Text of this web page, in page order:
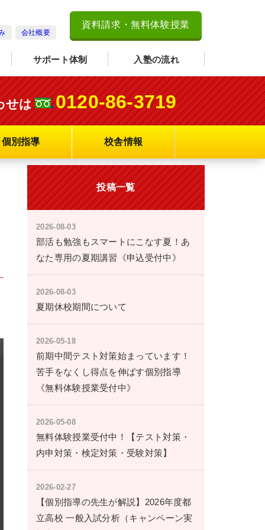
会社概要
資料請求・無料体験授業
サポート体制 入塾の流れ
せは 0120-86-3719
個別指導 校舎情報
投稿一覧
2026-08-03
部活も勉強もスマートにこなす夏！あ
なた専用の夏期講習《申込受付中》
2026-08-03
夏期休校期間について
2026-05-18
前期中間テスト対策始まっています！
苦手をなくし得点を伸ばす個別指導
《無料体験授業受付中》
2026-05-08
無料体験授業受付中！【テスト対策・
内申対策・検定対策・受験対策】
2026-02-27
【個別指導の先生が解説】2026年度都
立高校 一般入試分析（キャンペーン実